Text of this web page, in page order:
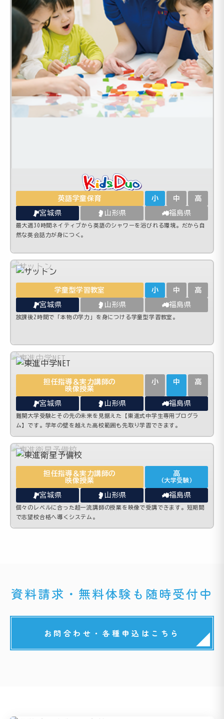
英語学童保育 小 中 高
宮城県 山形県 福島県
最大週30時間ネイティブから英語のシャワーを浴びれる環境。だから自
然な英会話力が身につく。
学童型学習教室 小 中 高
宮城県 山形県 福島県
放課後2時間で「本物の学力」を身につける学童型学習教室。
担任指導＆実力講師の
映像授業
小 中 高
宮城県 山形県 福島県
難関大学受験とその先の未来を見据えた【東進式中学生専用プログラ
ム】です。学年の壁を越えた高校範囲も先取り学習できます。
担任指導＆実力講師の
映像授業
高
(大学受験)
宮城県 山形県 福島県
個々のレベルに合った超一流講師の授業を映像で受講できます。短期間
で志望校合格へ導くシステム。
資料請求・無料体験も随時受付中
お問合わせ・各種申込はこちら